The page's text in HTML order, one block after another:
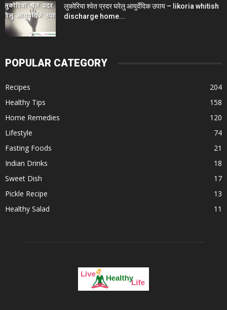
लुकोरिया श्वेत प्रदर घरेलु आयुर्वेदिक उपाय – likoria whitish
discharge home...
POPULAR CATEGORY
Recipes
204
Healthy Tips
158
Home Remedies
120
Lifestyle
74
Fasting Foods
21
Indian Drinks
18
Sweet Dish
17
Pickle Recipe
13
Healthy Salad
11